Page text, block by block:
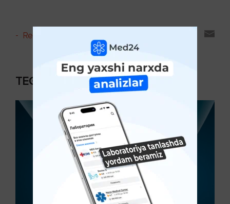
- Reyting va sharhlar
TEGISHLI MAQOLALAR